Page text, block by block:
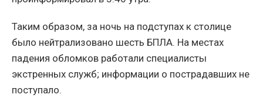
Таким образом, за ночь на подступах к столице
было нейтрализовано шесть БПЛА. На местах
падения обломков работали специалисты
экстренных служб; информации о пострадавших не
поступало.